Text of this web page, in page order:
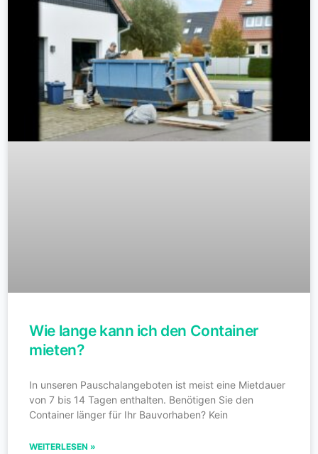
Wie lange kann ich den Container
mieten?
In unseren Pauschalangeboten ist meist eine Mietdauer
von 7 bis 14 Tagen enthalten. Benötigen Sie den
Container länger für Ihr Bauvorhaben? Kein
WEITERLESEN »